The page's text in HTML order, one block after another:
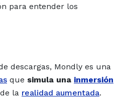
para entender los
descargas, Mondly es una
que simula una inmersión
la realidad aumentada.